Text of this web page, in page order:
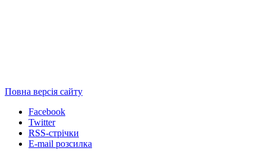
Повна версія сайту
Facebook
Twitter
RSS-стрічки
E-mail розсилка